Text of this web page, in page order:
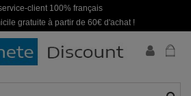
client 100% français
gratuite à partir de 60€ d'achat !